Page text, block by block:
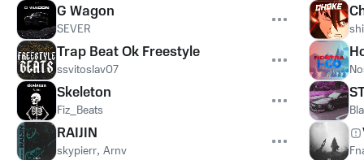
G Wagon
SEVER
Trap Beat Ok Freestyle
ssvitoslav07
Skeleton
Fiz_Beats
RAIJIN
skypierr, Arnv